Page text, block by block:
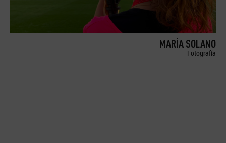
MARÍA SOLANO
Fotografía